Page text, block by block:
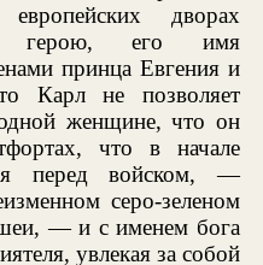
дворах
герою, его имя
принца Евгения и
Карл не позволяет
женщине, что он
что в начале
перед войском, —
серо-зеленом
шеи, — и с именем бога
увлекая за собой